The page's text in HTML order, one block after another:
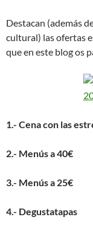
Destacan (además
cultural) las ofertas
que en este blog os
1.- Cena con las
2.- Menús a 40€
3.- Menús a 25€
4.- Degustatapas